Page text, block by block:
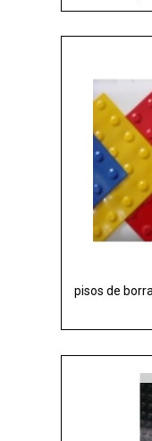
pisos de